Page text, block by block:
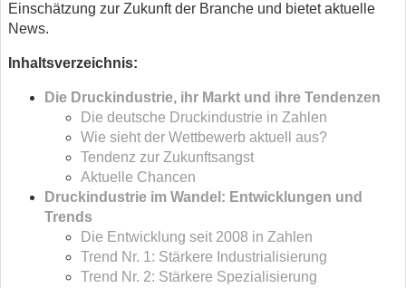
Einschätzung zur Zukunft der Branche und bietet aktuelle
News.
Inhaltsverzeichnis:
Die Druckindustrie, ihr Markt und ihre Tendenzen
Die deutsche Druckindustrie in Zahlen
Wie sieht der Wettbewerb aktuell aus?
Tendenz zur Zukunftsangst
Aktuelle Chancen
Druckindustrie im Wandel: Entwicklungen und
Trends
Die Entwicklung seit 2008 in Zahlen
Trend Nr. 1: Stärkere Industrialisierung
Trend Nr. 2: Stärkere Spezialisierung